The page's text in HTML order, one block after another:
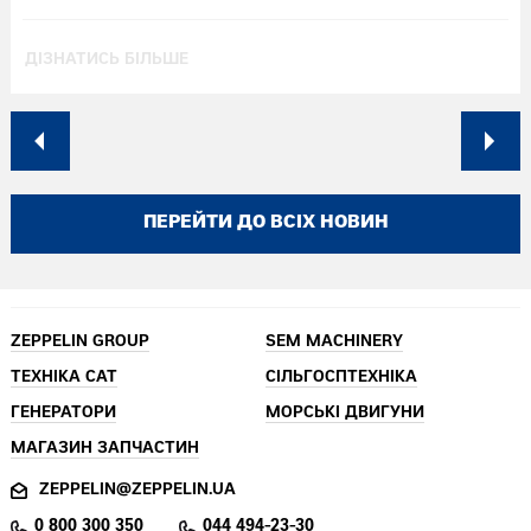
ДІЗНАТИСЬ БІЛЬШЕ
ПЕРЕЙТИ ДО ВСІХ НОВИН
ZEPPELIN GROUP SEM MACHINERY
ТЕХНІКА CAT СІЛЬГОСПТЕХНІКА
ГЕНЕРАТОРИ МОРСЬКІ ДВИГУНИ
МАГАЗИН ЗАПЧАСТИН
ZEPPELIN@ZEPPELIN.UA
0 800 300 350 044 494-23-30